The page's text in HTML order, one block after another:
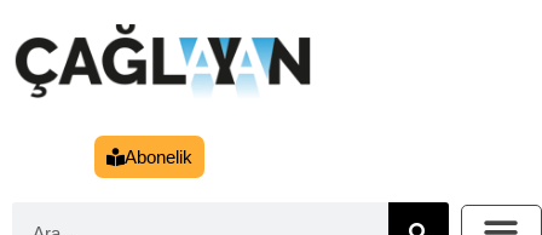
Abonelik